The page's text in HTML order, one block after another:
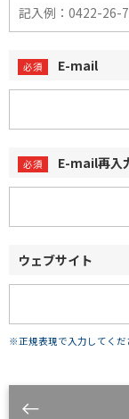
E-mail
E-mail再入
ウェブサイト
※正規表現で入力してく